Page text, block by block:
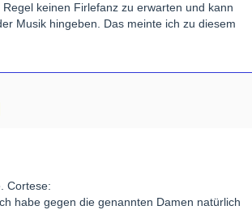
keinen Firlefanz zu erwarten und kann
Musik hingeben. Das meinte ich zu diesem
Cortese:
habe gegen die genannten Damen natürlich